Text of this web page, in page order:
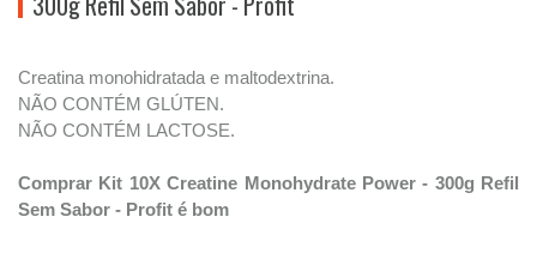
Creatina monohidratada e maltodextrina.
NÃO CONTÉM GLÚTEN.
NÃO CONTÉM LACTOSE.
Comprar Kit 10X Creatine Monohydrate Power - 300g Refil
Sem Sabor - Profit é bom